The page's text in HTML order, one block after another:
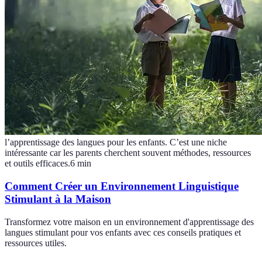
l’apprentissage des langues pour les enfants. C’est une niche
intéressante car les parents cherchent souvent méthodes, ressources
et outils efficaces.6 min
Comment Créer un Environnement Linguistique
Stimulant à la Maison
Transformez votre maison en un environnement d'apprentissage des
langues stimulant pour vos enfants avec ces conseils pratiques et
ressources utiles.